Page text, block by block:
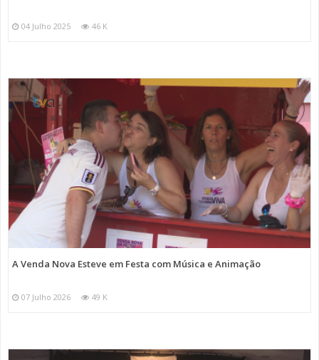
04 Julho 2025 46 K
A Venda Nova Esteve em Festa com Música e Animação
07 Julho 2026 49 K